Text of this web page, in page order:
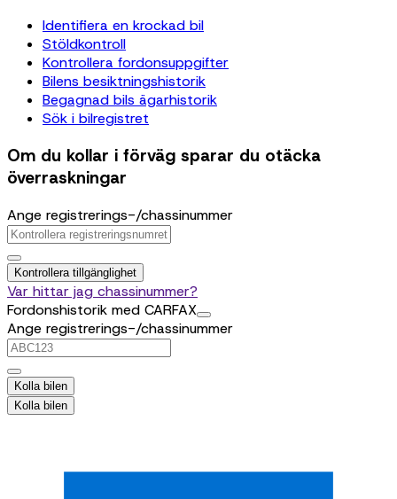
Identifiera en krockad bil
Stöldkontroll
Kontrollera fordonsuppgifter
Bilens besiktningshistorik
Begagnad bils ägarhistorik
Sök i bilregistret
Om du kollar i förväg sparar du otäcka
överraskningar
Ange registrerings-/chassinummer
Kontrollera tillgänglighet
Var hittar jag chassinummer?
Fordonshistorik med CARFAX
Ange registrerings-/chassinummer
Kolla bilen
Kolla bilen